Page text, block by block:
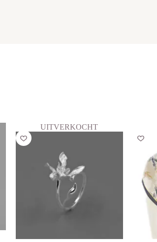
UITVERKOCHT